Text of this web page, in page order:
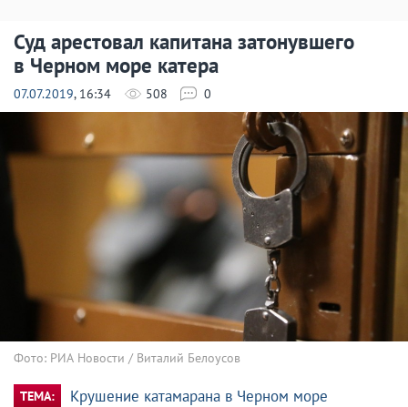
Суд арестовал капитана затонувшего
в Черном море катера
07.07.2019, 16:34 508 0
Фото: РИА Новости / Виталий Белоусов
ТЕМА: Крушение катамарана в Черном море